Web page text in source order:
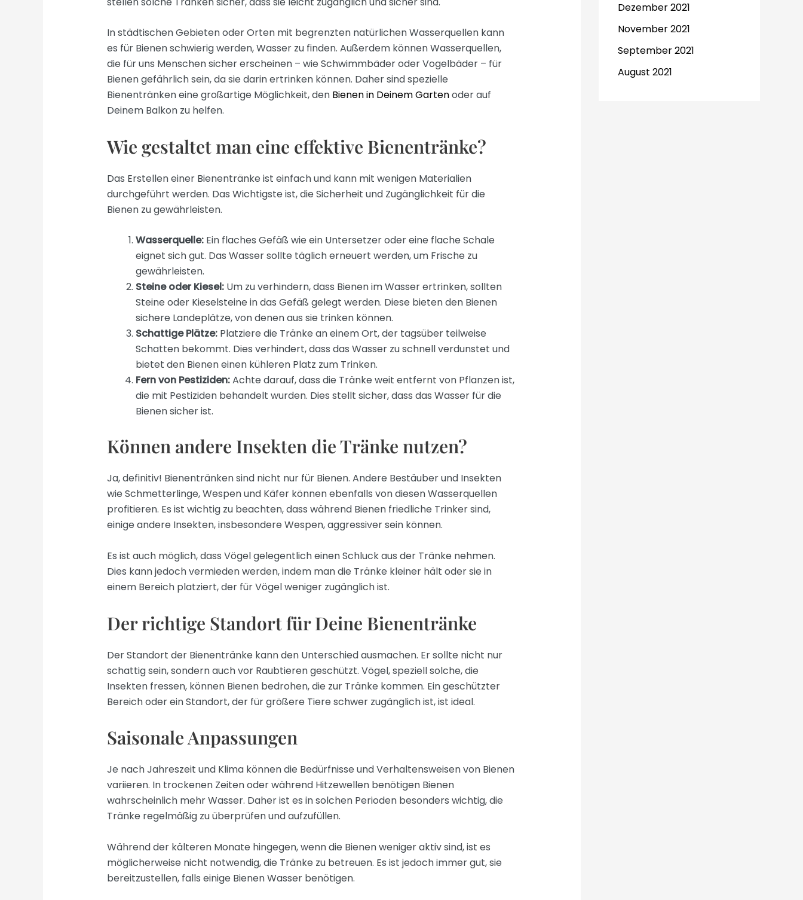
In städtischen Gebieten oder Orten mit begrenzten natürlichen Wasserquellen kann
es für Bienen schwierig werden, Wasser zu finden. Außerdem können Wasserquellen,
die für uns Menschen sicher erscheinen – wie Schwimmbäder oder Vogelbäder – für
Bienen gefährlich sein, da sie darin ertrinken können. Daher sind spezielle
Bienentränken eine großartige Möglichkeit, den Bienen in Deinem Gartenoder auf
Deinem Balkon zu helfen.
Wie gestaltet man eine effektive Bienentränke?
Das Erstellen einer Bienentränke ist einfach und kann mit wenigen Materialien
durchgeführt werden. Das Wichtigste ist, die Sicherheit und Zugänglichkeit für die
Bienen zu gewährleisten.
Wasserquelle:Ein flaches Gefäß wie ein Untersetzer oder eine flache Schale
eignet sich gut. Das Wasser sollte täglich erneuert werden, um Frische zu
gewährleisten.
Steine oder Kiesel:Um zu verhindern, dass Bienen im Wasser ertrinken, sollten
Steine oder Kieselsteine in das Gefäß gelegt werden. Diese bieten den Bienen
sichere Landeplätze, von denen aus sie trinken können.
Schattige Plätze:Platziere die Tränke an einem Ort, der tagsüber teilweise
Schatten bekommt. Dies verhindert, dass das Wasser zu schnell verdunstet und
bietet den Bienen einen kühleren Platz zum Trinken.
Fern von Pestiziden:Achte darauf, dass die Tränke weit entfernt von Pflanzen ist,
die mit Pestiziden behandelt wurden. Dies stellt sicher, dass das Wasser für die
Bienen sicher ist.
Können andere Insekten die Tränke nutzen?
Ja, definitiv! Bienentränken sind nicht nur für Bienen. Andere Bestäuber und Insekten
wie Schmetterlinge, Wespen und Käfer können ebenfalls von diesen Wasserquellen
profitieren. Es ist wichtig zu beachten, dass während Bienen friedliche Trinker sind,
einige andere Insekten, insbesondere Wespen, aggressiver sein können.
Es ist auch möglich, dass Vögel gelegentlich einen Schluck aus der Tränke nehmen.
Dies kann jedoch vermieden werden, indem man die Tränke kleiner hält oder sie in
einem Bereich platziert, der für Vögel weniger zugänglich ist.
Der richtige Standort für Deine Bienentränke
Der Standort der Bienentränke kann den Unterschied ausmachen. Er sollte nicht nur
schattig sein, sondern auch vor Raubtieren geschützt. Vögel, speziell solche, die
Insekten fressen, können Bienen bedrohen, die zur Tränke kommen. Ein geschützter
Bereich oder ein Standort, der für größere Tiere schwer zugänglich ist, ist ideal.
Saisonale Anpassungen
Je nach Jahreszeit und Klima können die Bedürfnisse und Verhaltensweisen von Bienen
variieren. In trockenen Zeiten oder während Hitzewellen benötigen Bienen
wahrscheinlich mehr Wasser. Daher ist es in solchen Perioden besonders wichtig, die
Tränke regelmäßig zu überprüfen und aufzufüllen.
Während der kälteren Monate hingegen, wenn die Bienen weniger aktiv sind, ist es
möglicherweise nicht notwendig, die Tränke zu betreuen. Es ist jedoch immer gut, sie
bereitzustellen, falls einige Bienen Wasser benötigen.
Dezember 2021
November 2021
September 2021
August 2021